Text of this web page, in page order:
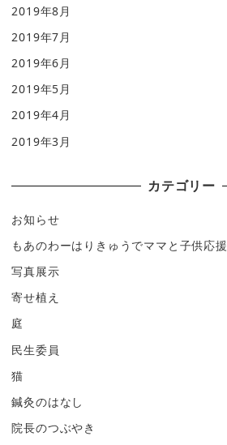
2019年8月
2019年7月
2019年6月
2019年5月
2019年4月
2019年3月
カテゴリー
お知らせ
もあのわーはりきゅうでママと子供応援
写真展示
寄せ植え
庭
民生委員
猫
鍼灸のはなし
院長のつぶやき